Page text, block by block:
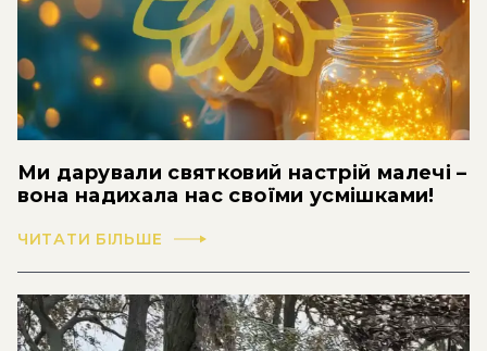
Ми дарували святковий настрій малечі –
вона надихала нас своїми усмішками!
ЧИТАТИ БІЛЬШЕ